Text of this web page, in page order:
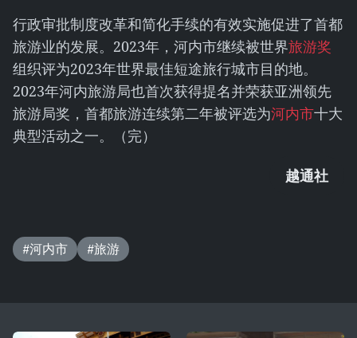
行政审批制度改革和简化手续的有效实施促进了首都
旅游业的发展。2023年，河内市继续被世界旅游奖
组织评为2023年世界最佳短途旅行城市目的地。
2023年河内旅游局也首次获得提名并荣获亚洲领先
旅游局奖，首都旅游连续第二年被评选为河内市十大
典型活动之一。（完）
越通社
#河内市 #旅游